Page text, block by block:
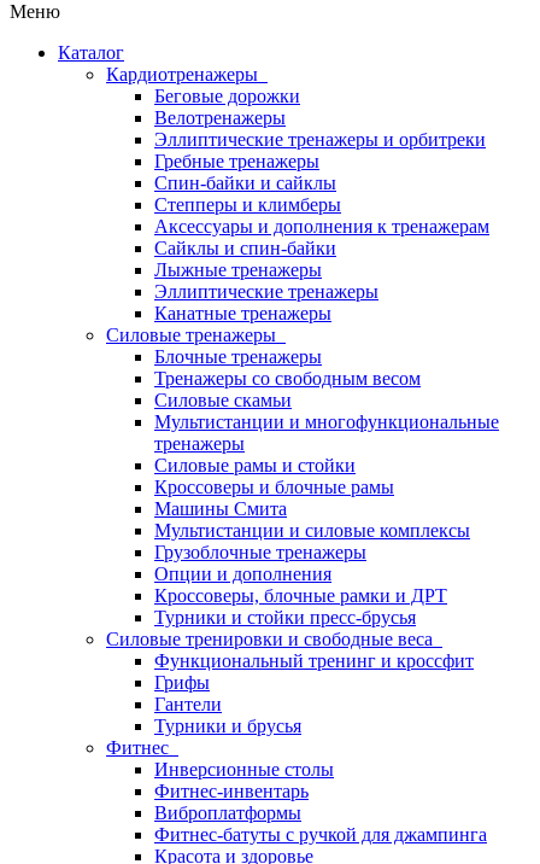
Меню
Каталог
Кардиотренажеры
Беговые дорожки
Велотренажеры
Эллиптические тренажеры и орбитреки
Гребные тренажеры
Спин-байки и сайклы
Степперы и климберы
Аксессуары и дополнения к тренажерам
Сайклы и спин-байки
Лыжные тренажеры
Эллиптические тренажеры
Канатные тренажеры
Силовые тренажеры
Блочные тренажеры
Тренажеры со свободным весом
Силовые скамьи
Мультистанции и многофункциональные
тренажеры
Силовые рамы и стойки
Кроссоверы и блочные рамы
Машины Смита
Мультистанции и силовые комплексы
Грузоблочные тренажеры
Опции и дополнения
Кроссоверы, блочные рамки и ДРТ
Турники и стойки пресс-брусья
Силовые тренировки и свободные веса
Функциональный тренинг и кроссфит
Грифы
Гантели
Турники и брусья
Фитнес
Инверсионные столы
Фитнес-инвентарь
Виброплатформы
Фитнес-батуты с ручкой для джампинга
Красота и здоровье